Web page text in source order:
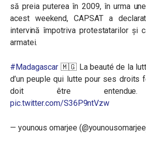
să preia puterea în 2009, în urma
acest weekend, CAPSAT a
intervină împotriva protestatarilor și
armatei.
#Madagascar 🇲🇬 La beauté de la
d’un peuple qui lutte pour ses droits
doit être
pic.twitter.com/S36P9ntVzw
— younous omarjee